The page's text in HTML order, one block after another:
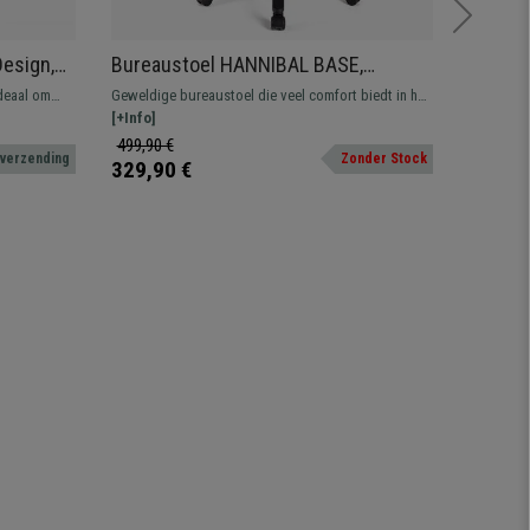
om
Bureaustoel HANNIBAL BASE,
Verstelbare Armleuningen, in Stof,
Bordeaux
Geweldige bureaustoel die veel comfort biedt in het
dagelijkse gebruik. Verkrijgbaar in verschillende
kleuren en afwerkingen.
[+Info]
499,90 €
329,90 € Zonder Stock